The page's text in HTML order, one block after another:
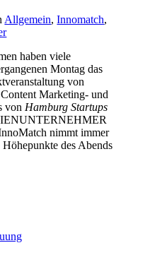
Allgemein,Innomatch,
haben viele
Montag das
von
Marketing- und
von Hamburg Startups
nimmt immer
des Abends